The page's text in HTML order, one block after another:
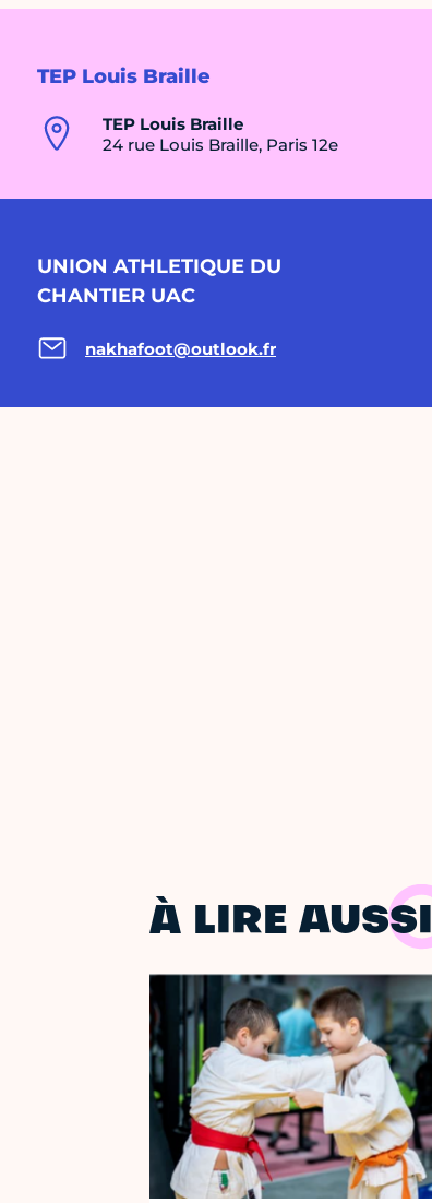
TEP Louis Braille
TEP Louis Braille
24 rue Louis Braille, Paris 12e
UNION ATHLETIQUE DU
CHANTIER UAC
nakhafoot@outlook.fr
À LIRE AUSSI